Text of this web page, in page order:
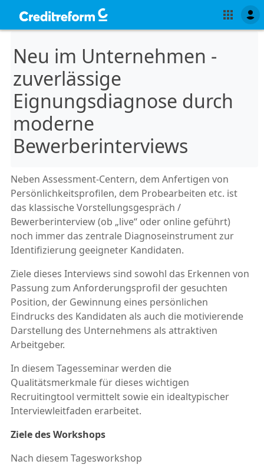
Neu im Unternehmen -
zuverlässige
Eignungsdiagnose durch
moderne
Bewerberinterviews
Neben Assessment-Centern, dem Anfertigen von
Persönlichkeitsprofilen, dem Probearbeiten etc. ist
das klassische Vorstellungsgespräch /
Bewerberinterview (ob „live“ oder online geführt)
noch immer das zentrale Diagnoseinstrument zur
Identifizierung geeigneter Kandidaten.
Ziele dieses Interviews sind sowohl das Erkennen von
Passung zum Anforderungsprofil der gesuchten
Position, der Gewinnung eines persönlichen
Eindrucks des Kandidaten als auch die motivierende
Darstellung des Unternehmens als attraktiven
Arbeitgeber.
In diesem Tagesseminar werden die
Qualitätsmerkmale für dieses wichtigen
Recruitingtool vermittelt sowie ein idealtypischer
Interviewleitfaden erarbeitet.
Ziele des Workshops
Nach diesem Tagesworkshop